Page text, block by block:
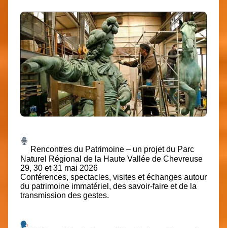
Rencontres du Patrimoine – un projet du Parc
Naturel Régional de la Haute Vallée de Chevreuse
29, 30 et 31 mai 2026
Conférences, spectacles, visites et échanges autour
du patrimoine immatériel, des savoir-faire et de la
transmission des gestes.